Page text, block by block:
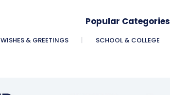
Popular Categories
WISHES & GREETINGS SCHOOL & COLLEGE